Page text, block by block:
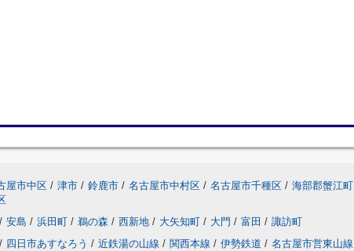
屋市中区 / 津市 / 鈴鹿市 / 名古屋市中村区 / 名古屋市千種区 / 海部郡蟹江町
/ 安島 / 浜田町 / 鵜の森 / 西新地 / 大矢知町 / 大門 / 富田 / 諏訪町
/ 四日市あすなろう / 近鉄湯の山線 / 関西本線 / 伊勢鉄道 / 名古屋市営東山線